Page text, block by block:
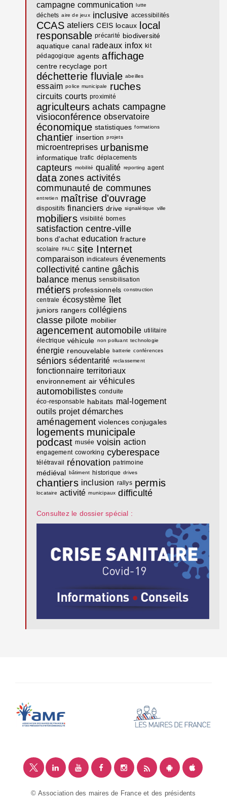
campagne communication lutte
déchets aire de jeux inclusive accessibilités
CCAS ateliers CEIS locaux
local
responsable précarité biodiversité
aquatique canal radeaux infox kit
pédagogique agents affichage
centre recyclage port
déchetterie fluviale abeilles
essaim police municipale ruches
circuits courts proximité
agriculteurs achats campagne
visioconférence observatoire
économique statistiques formations
chantier insertion projets
microentreprises urbanisme
informatique trafic déplacements
capteurs mobilité qualité reporting agent
data zones activités
communauté de communes
entretien maîtrise d'ouvrage
dispositifs financiers drive signalétique ville
mobiliers visibilité bornes
satisfaction centre-ville
bons d'achat education fracture
scolaire FALC site Internet
comparaison indicateurs évenements
collectivité cantine gâchis
balance menus sensibilisation
métiers professionnels construction
centrale écosystème îlet
juniors rangers collégiens
classe pilote mobilier
agencement automobile utilitaire
électrique véhicule non polluant technologie
énergie renouvelable batterie conférences
séniors sédentarité reclassement
fonctionnaire territoriaux
environnement air véhicules
automobilistes conduite
éco-responsable habitats mal-logement
outils projet démarches
aménagement violences conjugales
logements municipale
podcast musée voisin action
engagement coworking cyberespace
télétravail rénovation patrimoine
médiéval bâtiment historique drives
chantiers inclusion rallys permis
locataire activité municipaux difficulté
Consultez le dossier spécial :
© Association des maires de France et des présidents